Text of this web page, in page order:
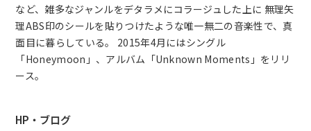
など、雑多なジャンルをデタラメにコラージュした上に 無理矢
理ABS印のシールを貼りつけたような唯一無二の音楽性で、真
面目に暮らしている。 2015年4月にはシングル
「Honeymoon」、アルバム「Unknown Moments」をリリ
ース。
HP・ブログ